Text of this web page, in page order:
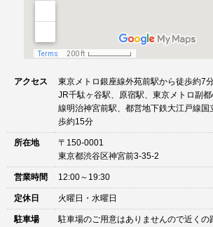
アクセス
東京メトロ銀座線外苑前駅から徒歩約7
JR千駄ヶ谷駅、原宿駅、東京メトロ副
線明治神宮前駅、都営地下鉄大江戸線国
歩約15分
所在地
〒150-0001
東京都渋谷区神宮前3-35-2
営業時間 12:00～19:30
定休日 火曜日・水曜日
駐車場
駐車場のご用意はありませんので近くの